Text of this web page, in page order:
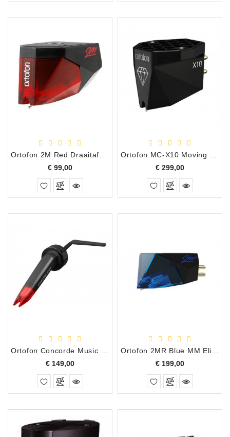
OCCASIONS
DEMONSTRATIES
CLINICS
VERHUUR,
SERVICE
€ 99,00Prijs
€ 299,00Prijs
€ 149,00Prijs
€ 199,00Prijs